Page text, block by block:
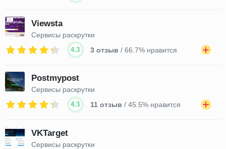
Viewsta
Сервисы раскрутки
4.3 3 отзыв / 66.7% нравится
Postmypost
Сервисы раскрутки
4.3 11 отзыв / 45.5% нравится
VKTarget
Сервисы раскрутки